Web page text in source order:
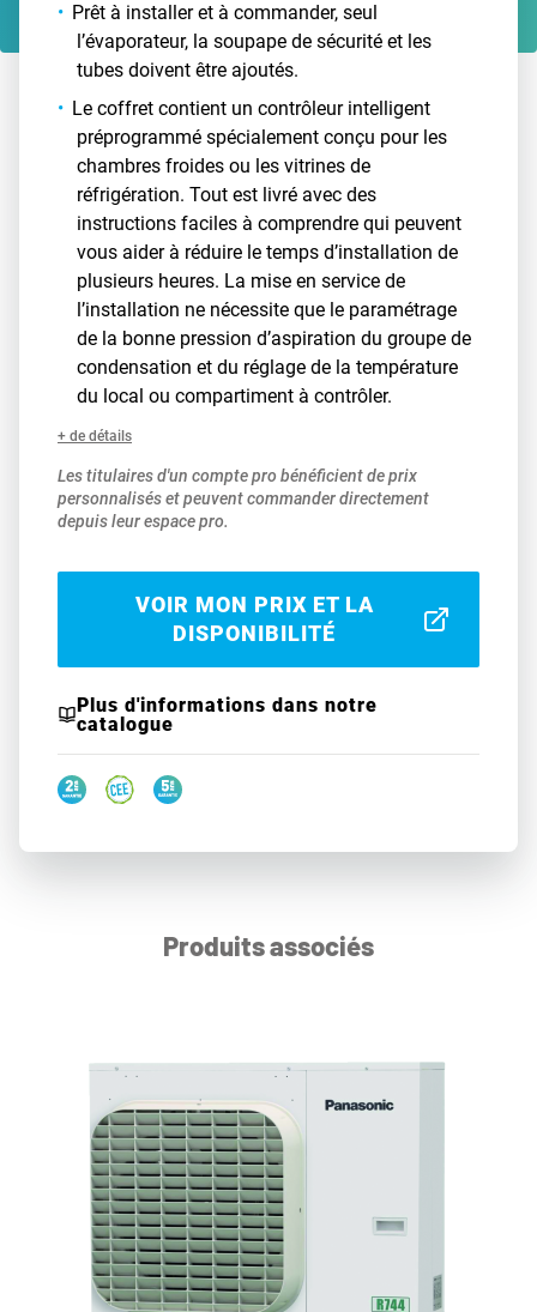
Prêt à installer et à commander, seul
l’évaporateur, la soupape de sécurité et les
tubes doivent être ajoutés.
Le coffret contient un contrôleur intelligent
préprogrammé spécialement conçu pour les
chambres froides ou les vitrines de
réfrigération. Tout est livré avec des
instructions faciles à comprendre qui peuvent
vous aider à réduire le temps d’installation de
plusieurs heures. La mise en service de
l’installation ne nécessite que le paramétrage
de la bonne pression d’aspiration du groupe de
condensation et du réglage de la température
du local ou compartiment à contrôler.
+ de détails
Les titulaires d'un compte pro bénéficient de prix
personnalisés et peuvent commander directement
depuis leur espace pro.
VOIR MON PRIX ET LA
DISPONIBILITÉ
Plus d'informations dans notre
catalogue
Produits associés